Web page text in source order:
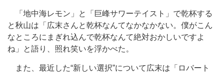
「地中海レモン」と「巨峰サワーテイスト」で乾杯する
と秋山は「広末さんと乾杯なんてなかなかない。僕がこん
なところにまぎれ込んで乾杯なんて絶対おかしいですよ
ね」と語り、照れ笑いを浮かべた。
また、最近した“新しい選択”について広末は「ロバート